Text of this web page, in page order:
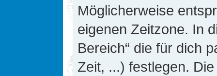
Möglicherweise
eigenen Zeitzone. In
Bereich“ die für dich
Zeit, ...) festlegen.